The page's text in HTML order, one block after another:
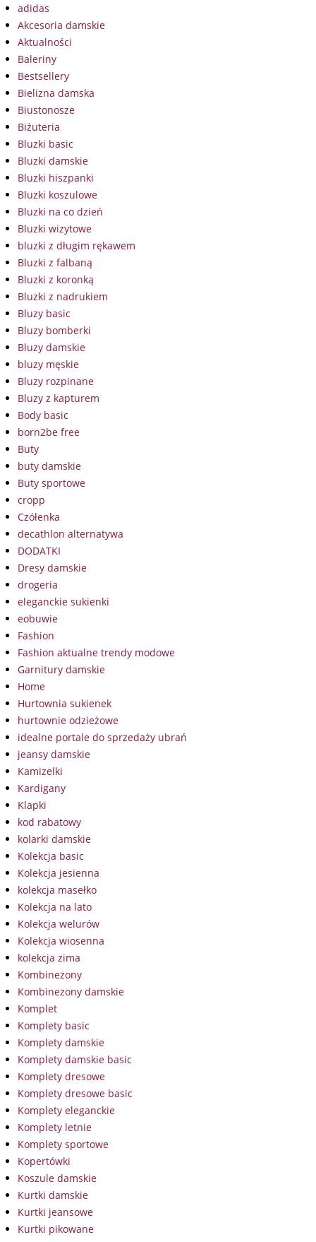
adidas
Akcesoria damskie
Aktualności
Baleriny
Bestsellery
Bielizna damska
Biustonosze
Biżuteria
Bluzki basic
Bluzki damskie
Bluzki hiszpanki
Bluzki koszulowe
Bluzki na co dzień
Bluzki wizytowe
bluzki z długim rękawem
Bluzki z falbaną
Bluzki z koronką
Bluzki z nadrukiem
Bluzy basic
Bluzy bomberki
Bluzy damskie
bluzy męskie
Bluzy rozpinane
Bluzy z kapturem
Body basic
born2be free
Buty
buty damskie
Buty sportowe
cropp
Czółenka
decathlon alternatywa
DODATKI
Dresy damskie
drogeria
eleganckie sukienki
eobuwie
Fashion
Fashion aktualne trendy modowe
Garnitury damskie
Home
Hurtownia sukienek
hurtownie odzieżowe
idealne portale do sprzedaży ubrań
jeansy damskie
Kamizelki
Kardigany
Klapki
kod rabatowy
kolarki damskie
Kolekcja basic
Kolekcja jesienna
kolekcja masełko
Kolekcja na lato
Kolekcja welurów
Kolekcja wiosenna
kolekcja zima
Kombinezony
Kombinezony damskie
Komplet
Komplety basic
Komplety damskie
Komplety damskie basic
Komplety dresowe
Komplety dresowe basic
Komplety eleganckie
Komplety letnie
Komplety sportowe
Kopertówki
Koszule damskie
Kurtki damskie
Kurtki jeansowe
Kurtki pikowane